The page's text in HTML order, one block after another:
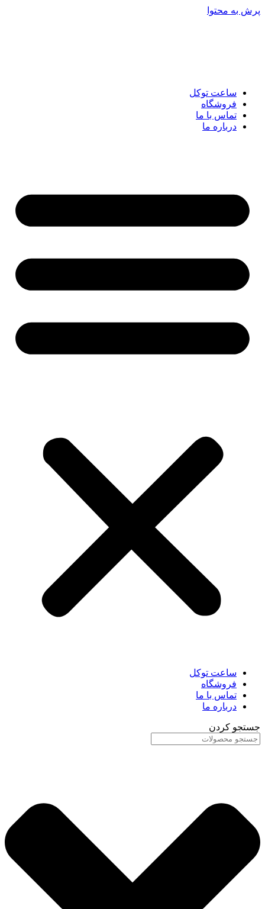
پرش به محتوا
ساعت توکل
فروشگاه
تماس با ما
درباره ما
ساعت توکل
فروشگاه
تماس با ما
درباره ما
جستجو کردن